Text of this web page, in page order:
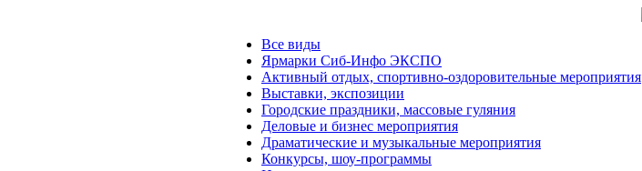
Все виды
Ярмарки Сиб-Инфо ЭКСПО
Активный отдых, спортивно-оздоровительные мероприятия
Выставки, экспозиции
Городские праздники, массовые гуляния
Деловые и бизнес мероприятия
Драматические и музыкальные мероприятия
Конкурсы, шоу-программы